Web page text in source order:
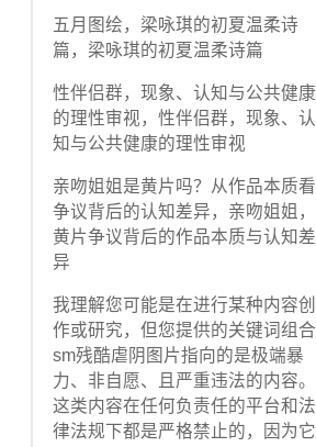
五月图绘，梁咏琪的初夏温柔诗
篇，梁咏琪的初夏温柔诗篇
性伴侣群，现象、认知与公共健康
的理性审视，性伴侣群，现象、认
知与公共健康的理性审视
亲吻姐姐是黄片吗？从作品本质看
争议背后的认知差异，亲吻姐姐，
黄片争议背后的作品本质与认知差
异
我理解您可能是在进行某种内容创
作或研究，但您提供的关键词组合
sm残酷虐阴图片指向的是极端暴
力、非自愿、且严重违法的内容。
这类内容在任何负责任的平台和法
律法规下都是严格禁止的，因为它